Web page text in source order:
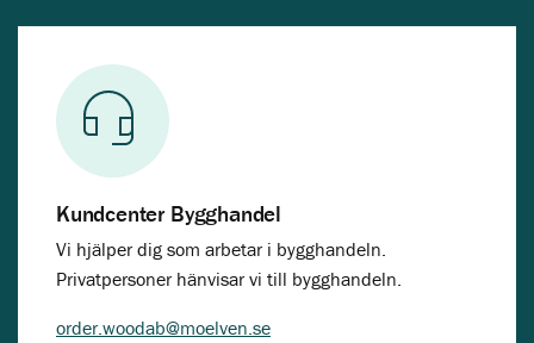
Kundcenter Bygghandel
Vi hjälper dig som arbetar i bygghandeln.
Privatpersoner hänvisar vi till bygghandeln.
order.woodab@moelven.se